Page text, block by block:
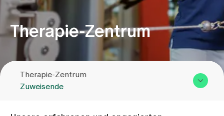
Zuweisende
Events
Über uns
Therapie-Zentrum
Therapie-Zentrum
Zuweisende